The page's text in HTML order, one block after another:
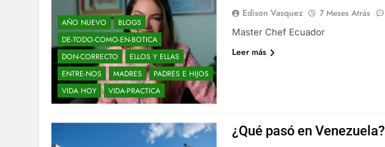
AÑO NUEVO
BLOGS
DE-TODO-COMO-EN-BOTICA
DON-CORRECTO
ELLOS Y ELLAS
ENTRE-NOS
MADRES
PADRES E HIJOS
VIDA HOY
VIDA-PRACTICA
Edison Vasquez 7 Meses Atrás
Master Chef Ecuador
Leer más
¿Qué pasó en Venezuela?